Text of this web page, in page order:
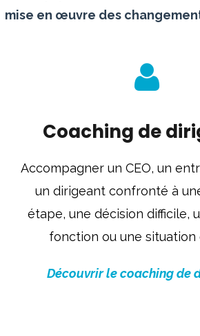
mise en œuvre des
Coaching de
Accompagner un CEO, un
un dirigeant confronté à
étape, une décision difficile,
fonction ou une situation
Découvrir le coaching de